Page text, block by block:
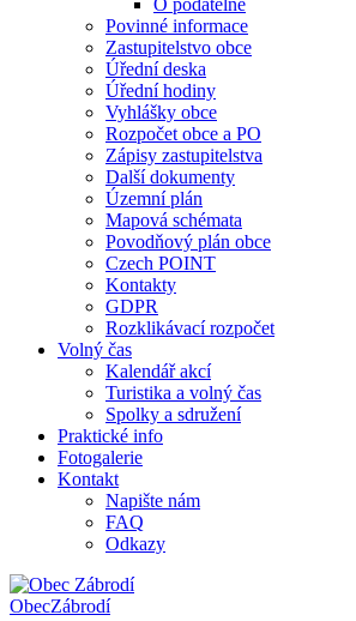
O podatelně
Povinné informace
Zastupitelstvo obce
Úřední deska
Úřední hodiny
Vyhlášky obce
Rozpočet obce a PO
Zápisy zastupitelstva
Další dokumenty
Územní plán
Mapová schémata
Povodňový plán obce
Czech POINT
Kontakty
GDPR
Rozklikávací rozpočet
Volný čas
Kalendář akcí
Turistika a volný čas
Spolky a sdružení
Praktické info
Fotogalerie
Kontakt
Napište nám
FAQ
Odkazy
ObecZábrodí